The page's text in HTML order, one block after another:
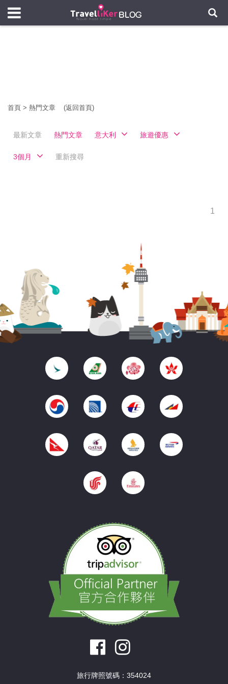
首頁 > 熱門文章 (返回首頁)
最新文章 熱門文章 意大利 旅遊優惠
3個月 重新搜尋
1
旅行牌照號碼：354024